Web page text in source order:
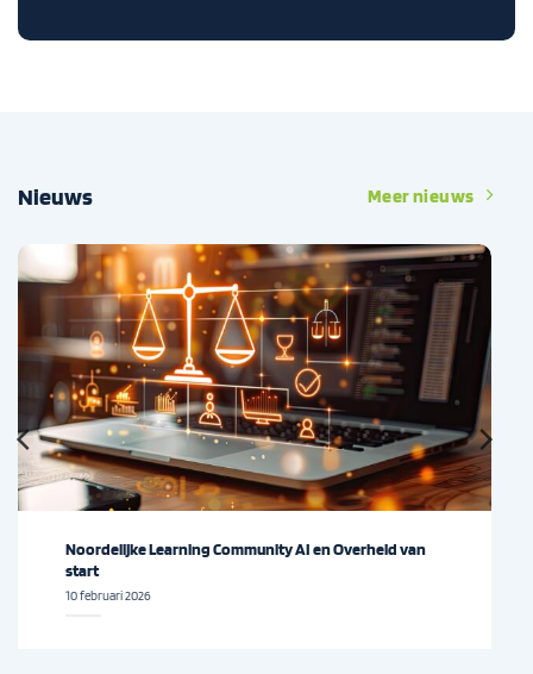
Nieuws Meer nieuws
Noordelijke Learning Community AI en Overheid van
start
10 februari 2026